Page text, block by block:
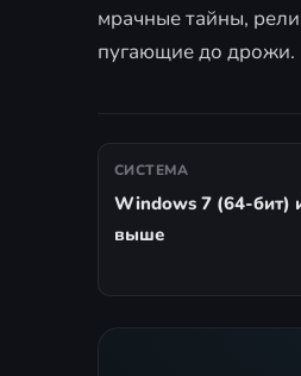
мрачные тайны,
пугающие до дрожи.
СИСТЕМА
Windows 7 (64-бит)
выше